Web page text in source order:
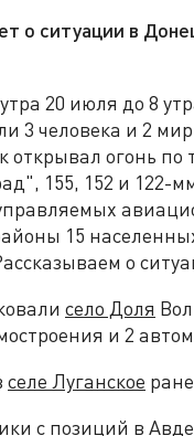
о ситуации в
утра 20 июля до 8
3 человека и 2
открывал огонь
155, 152 и 122-
15
о
село Доля
и 2
селе Луганское
с позиций в